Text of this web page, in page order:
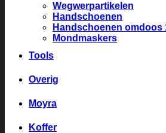
Wegwerpartikelen
Handschoenen
Handschoenen omdoos
Mondmaskers
Tools
Overig
Moyra
Koffer